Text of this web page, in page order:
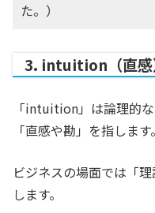
た。）
3. intuition（直感
「intuition」は論理的
「直感や勘」を指します。
ビジネスの場面では「
します。